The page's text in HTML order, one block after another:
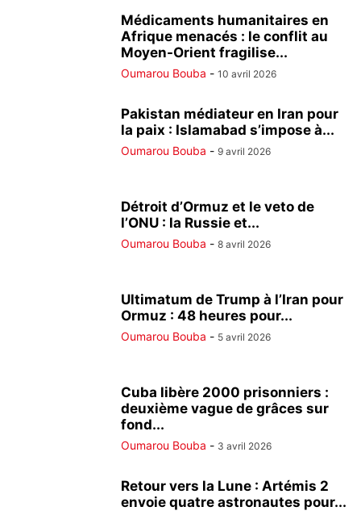
Médicaments humanitaires en
Afrique menacés : le conflit au
Moyen-Orient fragilise...
Oumarou Bouba - 10 avril 2026
Pakistan médiateur en Iran pour
la paix : Islamabad s’impose à...
Oumarou Bouba - 9 avril 2026
Détroit d’Ormuz et le veto de
l’ONU : la Russie et...
Oumarou Bouba - 8 avril 2026
Ultimatum de Trump à l’Iran pour
Ormuz : 48 heures pour...
Oumarou Bouba - 5 avril 2026
Cuba libère 2000 prisonniers :
deuxième vague de grâces sur
fond...
Oumarou Bouba - 3 avril 2026
Retour vers la Lune : Artémis 2
envoie quatre astronautes pour...